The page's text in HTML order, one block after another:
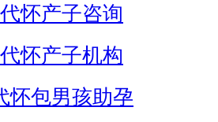
怀产子咨询
怀产子机构
怀包男孩助孕